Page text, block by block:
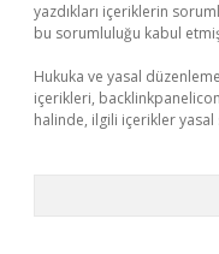
yazdıkları içeriklerin
bu sorumluluğu kabul etmiş
Hukuka ve yasal
içerikleri,
halinde, ilgili içerikler yasal